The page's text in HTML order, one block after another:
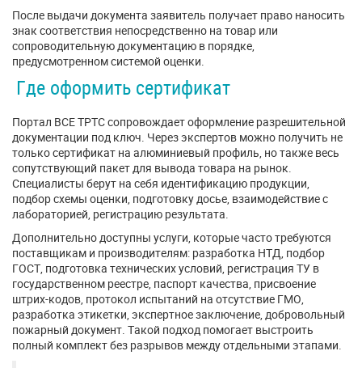
После выдачи документа заявитель получает право наносить
знак соответствия непосредственно на товар или
сопроводительную документацию в порядке,
предусмотренном системой оценки.
Где оформить сертификат
Портал ВСЕ ТРТС сопровождает оформление разрешительной
документации под ключ. Через экспертов можно получить не
только сертификат на алюминиевый профиль, но также весь
сопутствующий пакет для вывода товара на рынок.
Специалисты берут на себя идентификацию продукции,
подбор схемы оценки, подготовку досье, взаимодействие с
лабораторией, регистрацию результата.
Дополнительно доступны услуги, которые часто требуются
поставщикам и производителям: разработка НТД, подбор
ГОСТ, подготовка технических условий, регистрация ТУ в
государственном реестре, паспорт качества, присвоение
штрих-кодов, протокол испытаний на отсутствие ГМО,
разработка этикетки, экспертное заключение, добровольный
пожарный документ. Такой подход помогает выстроить
полный комплект без разрывов между отдельными этапами.